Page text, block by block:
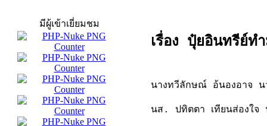
มีผู้เข้าเยี่ยมชม
เรื่อง ปุ๋ยอินทรีย์ท
นางทวีลักษณ์ อ้นองอาจ
นส. ปทิตตา เทียนส่องใ